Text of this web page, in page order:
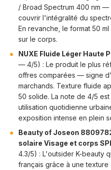
/ Broad Spectrum 400 nm —
couvrir l'intégralité du
En revanche, le format 50
sur le corps.
NUXE Fluide Léger Haute
— 4/5) : Le produit le plus
offres comparées — signe
marchands. Texture fluide
50 solide. La note de 4/5
utilisation quotidienne
exposition intense en plein
Beauty of Joseon
solaire Visage et corps
4.3/5) : L'outsider K-beauty
français grâce à une texture